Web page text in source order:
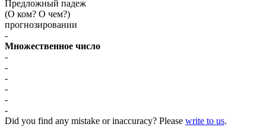
Предложный падеж
(О ком? О чем?)
прогнозировании
-
Множественное число
-
-
-
-
-
-
Did you find any mistake or inaccuracy? Please write to us.